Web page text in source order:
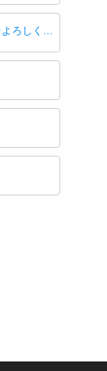
チャッピィー＠よろしくですぅ(^▽^)/